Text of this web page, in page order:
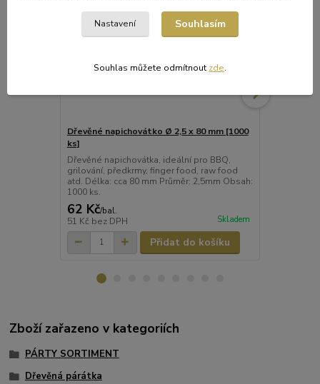
Dřevěné napichovátko Ø 2,5 x 80 mm [1000
ks]
Dřevěné napichovátka, ideální pro BBQ,
grilování, předkrmy, finger food, raw food
atd. Délka: cca 80 mm Průměr: 2,5mm Obsah:
1000 ks.
62 Kč/bal.
51 Kč bez DPH Skladem
Přidat do košíku
Zboží zařazeno v kategoriích
PÁRTY SORTIMENT
Dřevěná párátka
Nastavení Souhlasím
Souhlas můžete odmítnout zde.